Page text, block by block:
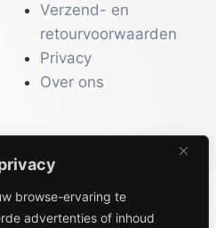
browse-ervaring te
advertenties of inhoud
Verzend- en
retourvoorwaarden
Privacy
Over ons